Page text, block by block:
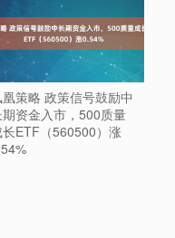
凰策略 政策信号鼓励中
资金入市，500质量
长ETF（560500）涨